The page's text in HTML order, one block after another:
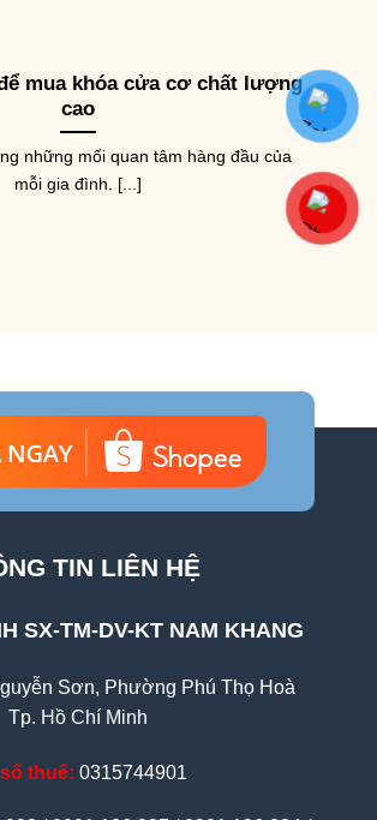
mua khóa cửa cơ chất lượng
cao
những mối quan tâm hàng đầu của
mỗi gia đình. [...]
TIN LIÊN HỆ
SX-TM-DV-KT NAM KHANG
Sơn, Phường Phú Thọ Hoà
Tp. Hồ Chí Minh
số thuế: 0315744901